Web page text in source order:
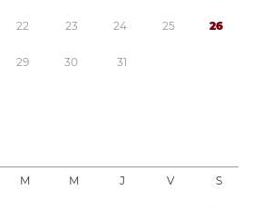
22 23 24 25 26
29 30 31
M M J V S